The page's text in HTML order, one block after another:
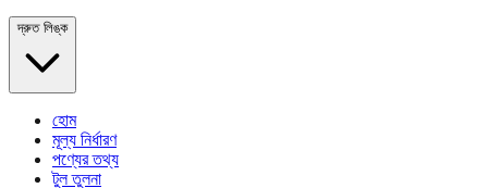
দ্রুত লিঙ্ক
হোম
মূল্য নির্ধারণ
পণ্যের তথ্য
টুল তুলনা